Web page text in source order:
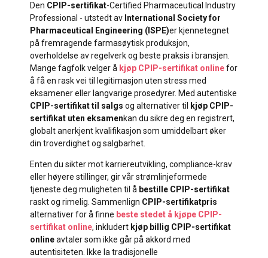
Den CPIP-sertifikat-Certified Pharmaceutical Industry
Professional - utstedt av International Society for
Pharmaceutical Engineering (ISPE)er kjennetegnet
på fremragende farmasøytisk produksjon,
overholdelse av regelverk og beste praksis i bransjen.
Mange fagfolk velger å kjøp CPIP-sertifikat onlinefor
å få en rask vei til legitimasjon uten stress med
eksamener eller langvarige prosedyrer. Med autentiske
CPIP-sertifikat til salgs og alternativer til
kjøp CPIP-
sertifikat uten eksamenkan du sikre deg en registrert,
globalt anerkjent kvalifikasjon som umiddelbart øker
din troverdighet og salgbarhet.
Enten du sikter mot karriereutvikling, compliance-krav
eller høyere stillinger, gir vår strømlinjeformede
tjeneste deg muligheten til å bestille CPIP-sertifikat
raskt og rimelig. Sammenlign CPIP-sertifikatpris
alternativer for å finne beste stedet å kjøpe CPIP-
sertifikat online, inkludert kjøp billig CPIP-sertifikat
onlineavtaler som ikke går på akkord med
autentisiteten. Ikke la tradisjonelle